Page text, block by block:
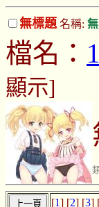
無標題 名稱:
檔名：
顯示]
[1] [2] [3]